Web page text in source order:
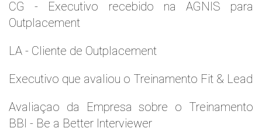
CG - Executivo recebido na AGNIS para
Outplacement
LA - Cliente de Outplacement
Executivo que avaliou o Treinamento Fit & Lead
Avaliaçao da Empresa sobre o Treinamento
BBI - Be a Better Interviewer